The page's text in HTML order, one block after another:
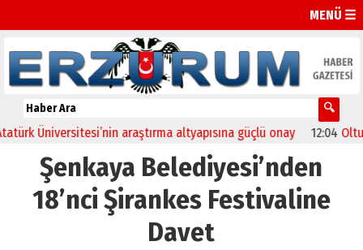
MENÜ ☰
araştırma altyapısına güçlü onay 12:04 Oltu’da
Şenkaya Belediyesi’nden
18’nci Şirankes Festivaline
Davet